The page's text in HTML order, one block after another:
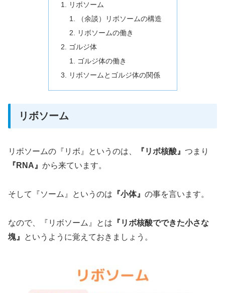
リボソーム
（余談）リボソームの構造
リボソームの働き
ゴルジ体
ゴルジ体の働き
リボソームとゴルジ体の関係
リボソーム
リボソームの『リボ』というのは、 『リボ核酸』 つまり
『RNA』 から来ています。
そして『ソーム』というのは 『小体』 の事を言います。
なので、『リボソーム』とは 『リボ核酸でできた小さな
塊』
というように覚えておきましょう。